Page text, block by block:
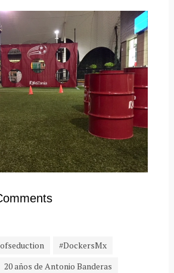
#DockersMx
20 años de Antonio Banderas